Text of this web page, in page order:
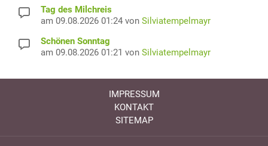
Tag des Milchreis
am 09.08.2026 01:24 von Silviatempelmayr
Schönen Sonntag
am 09.08.2026 01:21 von Silviatempelmayr
IMPRESSUM
KONTAKT
SITEMAP